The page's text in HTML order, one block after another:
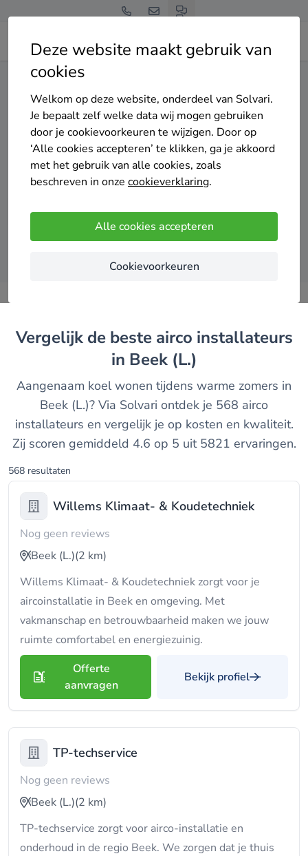
Deze website maakt gebruik van
cookies
Welkom op deze website, onderdeel van Solvari.
Je bepaalt zelf welke data wij mogen gebruiken
door je cookievoorkeuren te wijzigen. Door op
‘Alle cookies accepteren’ te klikken, ga je akkoord
met het gebruik van alle cookies, zoals
beschreven in onze cookieverklaring.
Alle cookies accepteren
Cookievoorkeuren
Home Airco Limburg
Gratis en vrijblijvend
Top 20 airco
installateurs in Beek (L.)
Vergelijk offertes
Vergelijk de beste airco installateurs
in Beek (L.)
Aangenaam koel wonen tijdens warme zomers in
Beek (L.)? Via Solvari ontdek je 568 airco
installateurs en vergelijk je op kosten en kwaliteit.
Zij scoren gemiddeld 4.6 op 5 uit 5821 ervaringen.
568 resultaten
Willems Klimaat- & Koudetechniek
Nog geen reviews
Beek (L.)(2 km)
Willems Klimaat- & Koudetechniek zorgt voor je
aircoinstallatie in Beek en omgeving. Met
vakmanschap en betrouwbaarheid maken we jouw
ruimte comfortabel en energiezuinig.
Offerte
aanvragen
Bekijk profiel
TP-techservice
Nog geen reviews
Beek (L.)(2 km)
TP-techservice zorgt voor airco-installatie en
onderhoud in de regio Beek. We zorgen dat je thuis